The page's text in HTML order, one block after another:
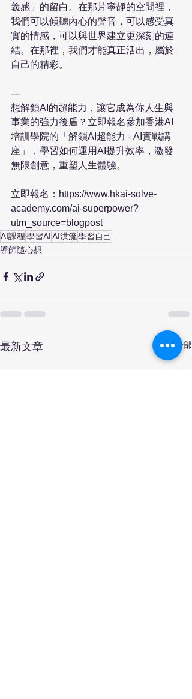
義感」的留白。在那片寧靜的空間裡，
我們可以傾聽內心的聲音，可以感受真
實的情感，可以與世界建立更深刻的連
結。在那裡，我們才能真正活出，屬於
自己的精彩。
---
想解鎖AI的超能力，讓它成為你人生與
事業的強力後盾？立即報名參加香港AI
培訓學院的「解鎖AI超能力 - AI實戰講
座」，學習如何運用AI提升效率，激發
無限創意，重塑人生體驗。
立即報名：https://www.hkai-solve-
academy.com/ai-superpower?
utm_source=blogpost
AI課程學習AIAI洪流學習自己
導師隨心想
最新文章 查看全部